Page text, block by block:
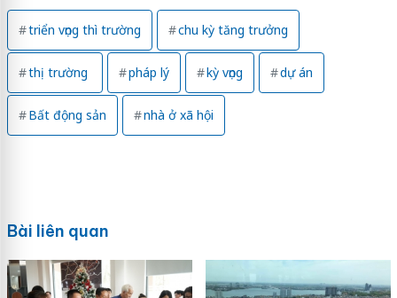
triển vọng thì trường chu kỳ tăng trưởng
thị trường pháp lý kỳ vọng dự án
Bất động sản nhà ở xã hội
Bài liên quan